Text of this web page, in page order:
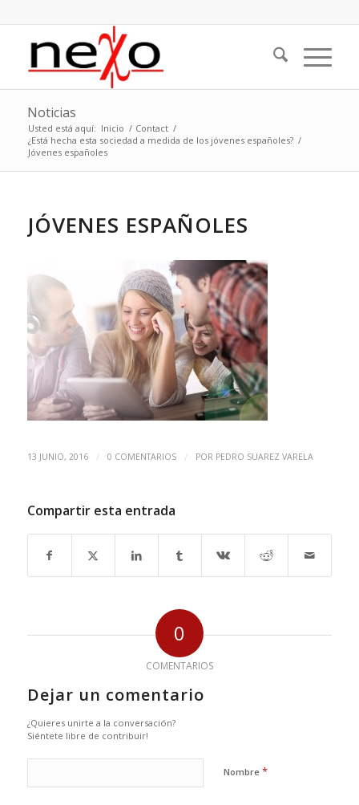
Noticias
Usted está aquí: Inicio / Contact /
¿Está hecha esta sociedad a medida de los jóvenes españoles? /
Jóvenes españoles
JÓVENES ESPAÑOLES
13 JUNIO, 2016 / 0 COMENTARIOS / POR PEDRO SUAREZ VARELA
Compartir esta entrada
0
COMENTARIOS
Dejar un comentario
¿Quieres unirte a la conversación?
Siéntete libre de contribuir!
Nombre *